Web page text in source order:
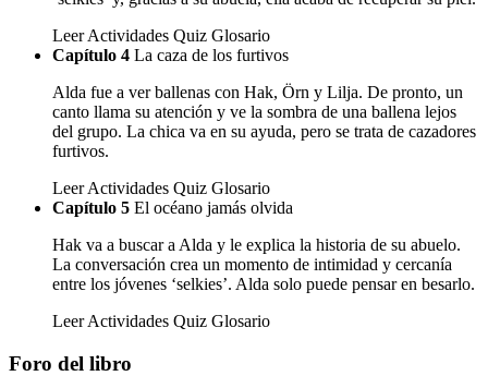
Leer Actividades Quiz Glosario
Capítulo 4 La caza de los furtivos
Alda fue a ver ballenas con Hak, Örn y Lilja. De pronto, un
canto llama su atención y ve la sombra de una ballena lejos
del grupo. La chica va en su ayuda, pero se trata de cazadores
furtivos.
Leer Actividades Quiz Glosario
Capítulo 5 El océano jamás olvida
Hak va a buscar a Alda y le explica la historia de su abuelo.
La conversación crea un momento de intimidad y cercanía
entre los jóvenes ‘selkies’. Alda solo puede pensar en besarlo.
Leer Actividades Quiz Glosario
Foro del libro